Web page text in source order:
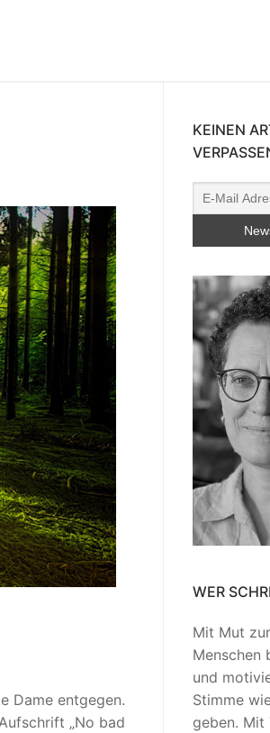
Dame entgegen.
„No bad
KEINEN
WER
Mit Mut
Menschen
und
Stimme
geben. Mit